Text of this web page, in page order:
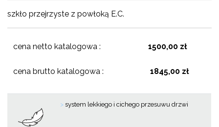
szkło przejrzyste z powłoką E.C.
cena netto katalogowa : 1500,00 zł
cena brutto katalogowa : 1845,00 zł
>system lekkiego i cichego przesuwu drzwi